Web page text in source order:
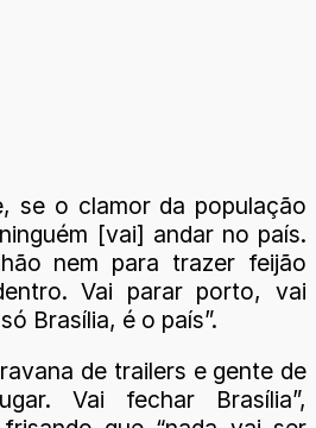
se o clamor da população
[vai] andar no país.
nem para trazer feijão
Vai parar porto, vai
Brasília, é o país”.
de trailers e gente de
Vai fechar Brasília”,